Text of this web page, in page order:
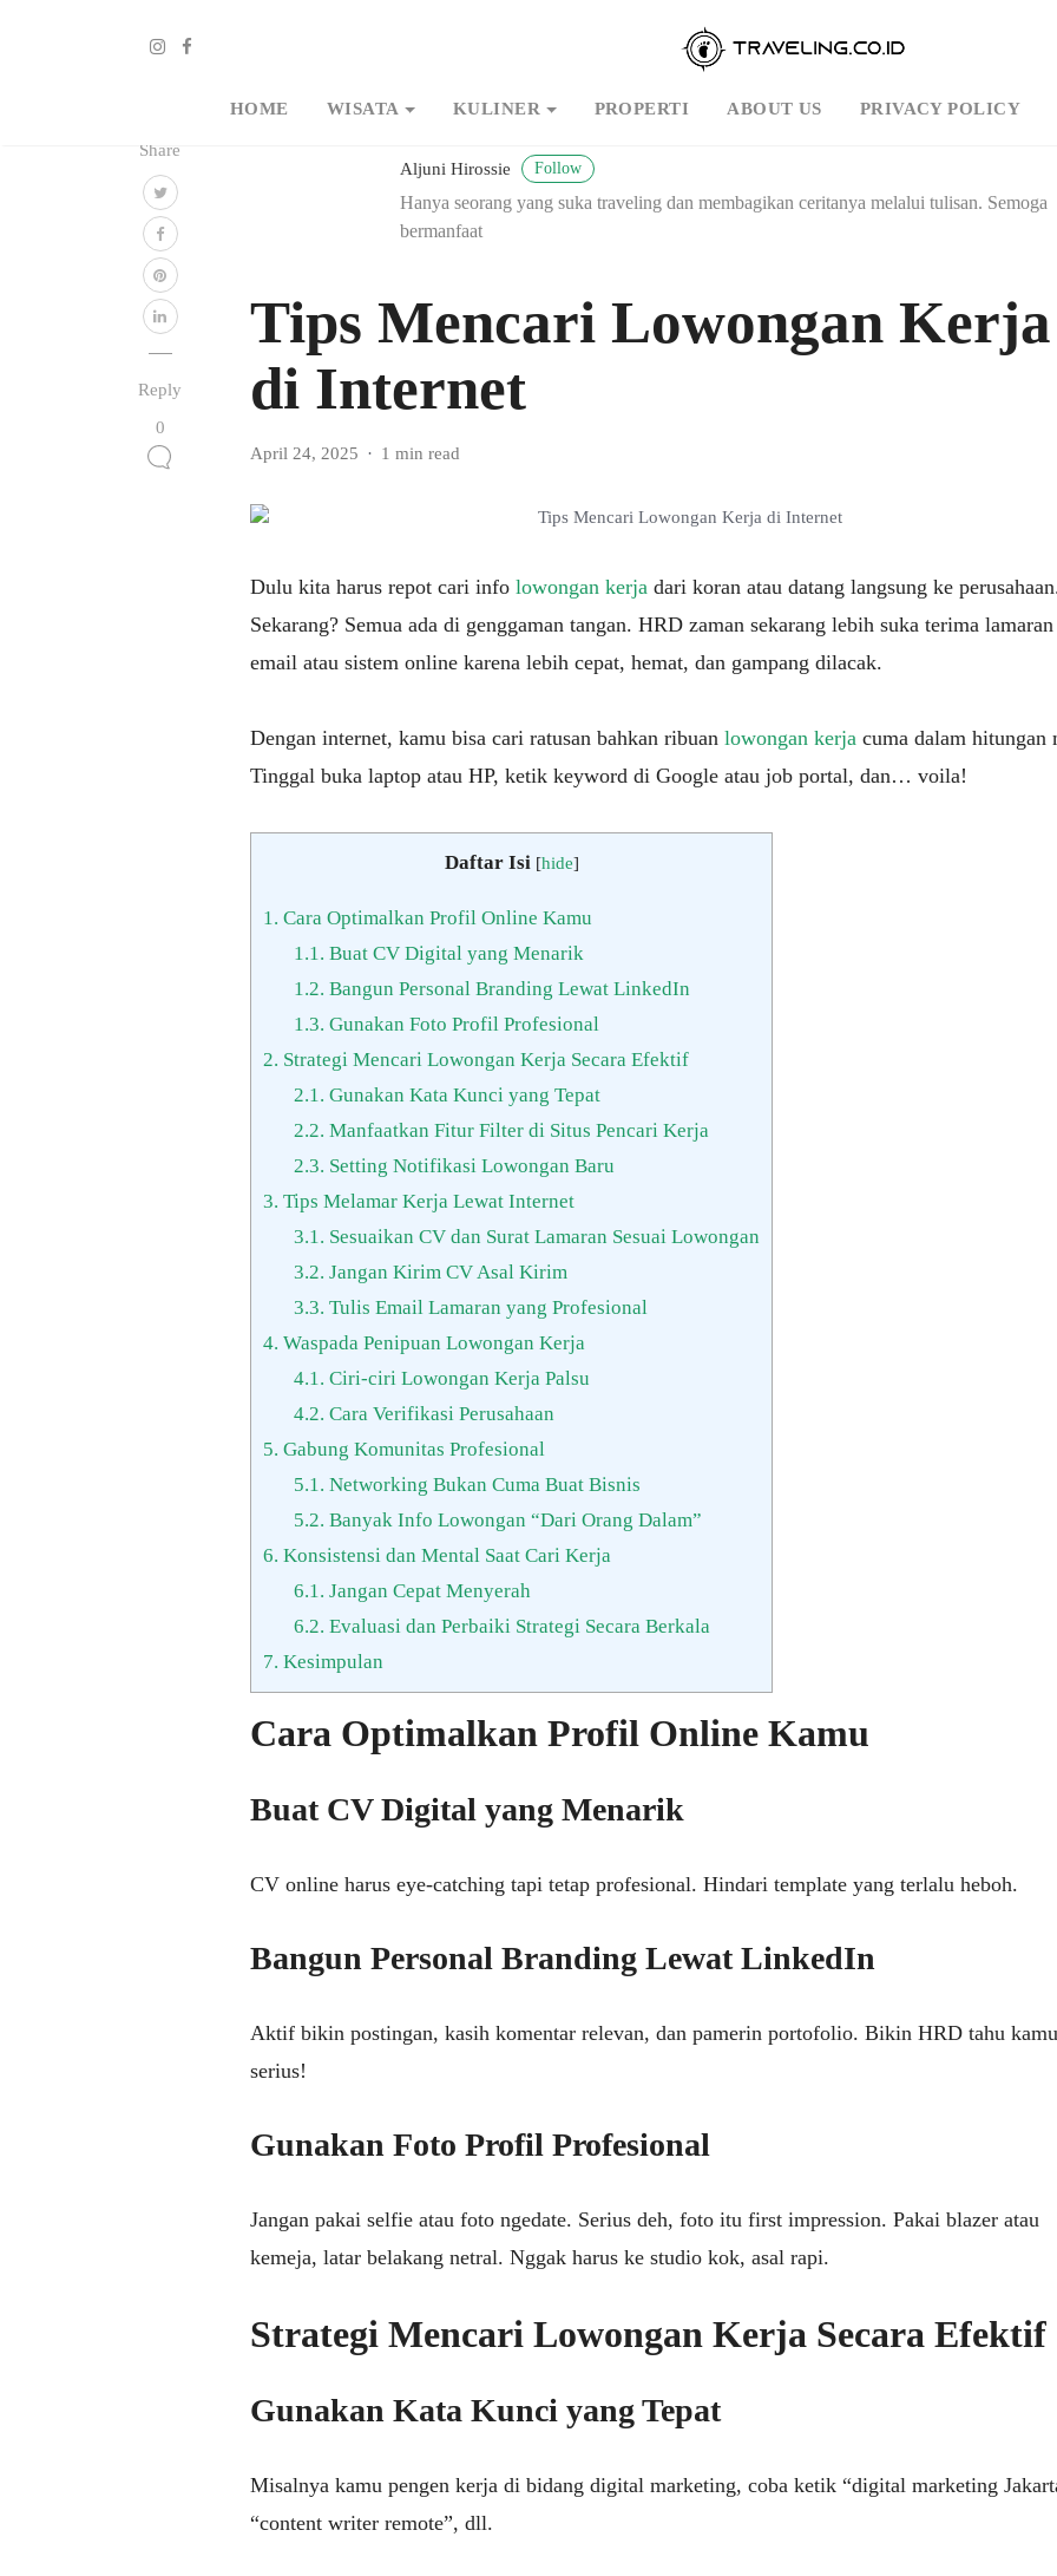
HOME WISATA KULINER PROPERTI ABOUT US PRIVACY POLICY
Share
Reply
0
Aljuni Hirossie Follow
Hanya seorang yang suka traveling dan membagikan ceritanya melalui tulisan. Semoga
bermanfaat
Tips Mencari Lowongan Kerja
di Internet
April 24, 2025 1 min read
Dulu kita harus repot cari info lowongan kerja dari koran atau datang langsung ke
Sekarang? Semua ada di genggaman tangan. HRD zaman sekarang lebih suka terima
email atau sistem online karena lebih cepat, hemat, dan gampang dilacak.
Dengan internet, kamu bisa cari ratusan bahkan ribuan lowongan kerja cuma dalam hitungan
Tinggal buka laptop atau HP, ketik keyword di Google atau job portal, dan… voila!
Daftar Isi [hide]
1. Cara Optimalkan Profil Online Kamu
1.1. Buat CV Digital yang Menarik
1.2. Bangun Personal Branding Lewat LinkedIn
1.3. Gunakan Foto Profil Profesional
2. Strategi Mencari Lowongan Kerja Secara Efektif
2.1. Gunakan Kata Kunci yang Tepat
2.2. Manfaatkan Fitur Filter di Situs Pencari Kerja
2.3. Setting Notifikasi Lowongan Baru
3. Tips Melamar Kerja Lewat Internet
3.1. Sesuaikan CV dan Surat Lamaran Sesuai Lowongan
3.2. Jangan Kirim CV Asal Kirim
3.3. Tulis Email Lamaran yang Profesional
4. Waspada Penipuan Lowongan Kerja
4.1. Ciri-ciri Lowongan Kerja Palsu
4.2. Cara Verifikasi Perusahaan
5. Gabung Komunitas Profesional
5.1. Networking Bukan Cuma Buat Bisnis
5.2. Banyak Info Lowongan “Dari Orang Dalam”
6. Konsistensi dan Mental Saat Cari Kerja
6.1. Jangan Cepat Menyerah
6.2. Evaluasi dan Perbaiki Strategi Secara Berkala
7. Kesimpulan
Cara Optimalkan Profil Online Kamu
Buat CV Digital yang Menarik
CV online harus eye-catching tapi tetap profesional. Hindari template yang terlalu heboh.
Bangun Personal Branding Lewat LinkedIn
Aktif bikin postingan, kasih komentar relevan, dan pamerin portofolio. Bikin HRD tahu kamu
serius!
Gunakan Foto Profil Profesional
Jangan pakai selfie atau foto ngedate. Serius deh, foto itu first impression. Pakai blazer atau
kemeja, latar belakang netral. Nggak harus ke studio kok, asal rapi.
Strategi Mencari Lowongan Kerja Secara Efektif
Gunakan Kata Kunci yang Tepat
Misalnya kamu pengen kerja di bidang digital marketing, coba ketik “digital marketing
“content writer remote”, dll.